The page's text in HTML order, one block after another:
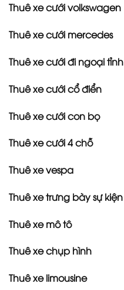
Thuê xe cưới volkswagen
Thuê xe cưới mercedes
Thuê xe cưới đi ngoại tỉnh
Thuê xe cưới cổ điển
Thuê xe cưới con bọ
Thuê xe cưới 4 chỗ
Thuê xe vespa
Thuê xe trưng bày sự kiện
Thuê xe mô tô
Thuê xe chụp hình
Thuê xe limousine